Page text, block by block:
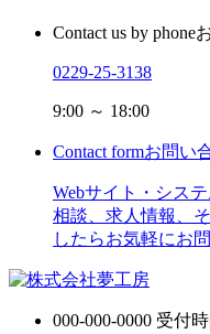
Contact us by phone
0229-25-3138
9:00 ～ 18:00
Contact formお問い
Webサイト・シス
相談、求人情報、
したらお気軽にお
000-000-0000 受付